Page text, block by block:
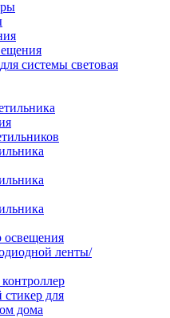
системы световая
освещения
ленты/
для
дома